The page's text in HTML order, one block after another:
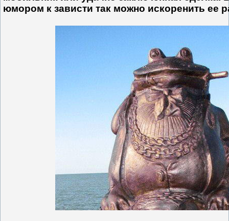
юмором к зависти так можно искоренить ее